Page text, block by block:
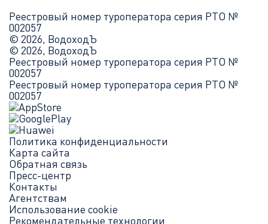
Реестровый номер туроператора серия РТО №
002057
© 2026, ВодоходЪ
© 2026, ВодоходЪ
Реестровый номер туроператора серия РТО №
002057
Реестровый номер туроператора серия РТО №
002057
Политика конфиденциальности
Карта сайта
Обратная связь
Пресс-центр
Контакты
Агентствам
Использование cookie
Рекомендательные технологии